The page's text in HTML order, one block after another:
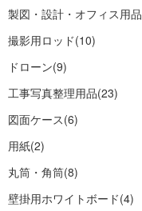
製図・設計・オフィス用品
撮影用ロッド(10)
ドローン(9)
工事写真整理用品(23)
図面ケース(6)
用紙(2)
丸筒・角筒(8)
壁掛用ホワイトボード(4)